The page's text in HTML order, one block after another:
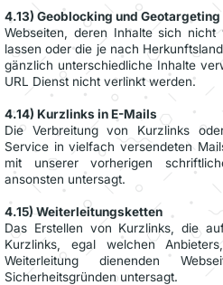
4.13) Geoblocking und Geotargeting
Webseiten, deren Inhalte sich
lassen oder die je nach
gänzlich unterschiedliche Inhalte
URL Dienst nicht verlinkt werden.
4.14) Kurzlinks in E-Mails
Die Verbreitung von Kurzlinks
Service in vielfach versendeten
mit unserer vorherigen
ansonsten untersagt.
4.15) Weiterleitungsketten
Das Erstellen von Kurzlinks, die
Kurzlinks, egal welchen
Weiterleitung dienenden
Sicherheitsgründen untersagt.